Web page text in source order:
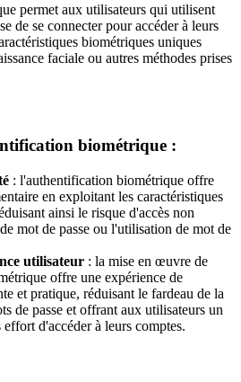
permet aux utilisateurs qui utilisent
de se connecter pour accéder à leurs
éristiques biométriques uniques
faciale ou autres méthodes prises
biométrique :
é : l'authentification biométrique offre
en exploitant les caractéristiques
duisant ainsi le risque d'accès non
de mot de passe ou l'utilisation de mot de
utilisateur : la mise en œuvre de
étrique offre une expérience de
et pratique, réduisant le fardeau de la
de passe et offrant aux utilisateurs un
effort d'accéder à leurs comptes.